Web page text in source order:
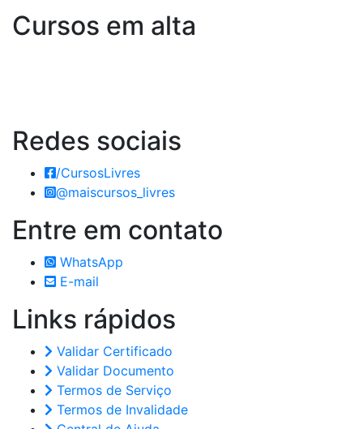
Cursos em alta
Redes sociais
/CursosLivres
@maiscursos_livres
Entre em contato
WhatsApp
E-mail
Links rápidos
Validar Certificado
Validar Documento
Termos de Serviço
Termos de Invalidade